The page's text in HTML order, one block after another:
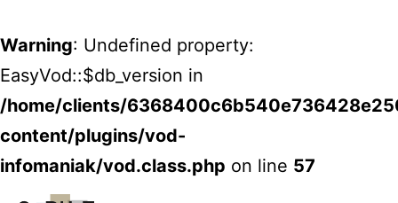
Warning: Undefined property:
EasyVod::$db_version in
/home/clients/
content/plugins/vod-
infomaniak/vod.class.php on line 57